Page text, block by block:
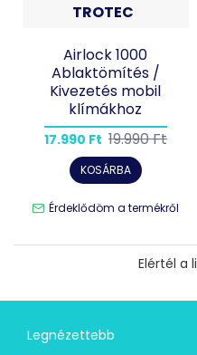
TROTEC
Airlock 1000
Ablaktömítés /
Kivezetés mobil
klímákhoz
17.990 Ft 19.990 Ft
KOSÁRBA
Érdeklődöm a termékről
Elértél a
Legnézettebb